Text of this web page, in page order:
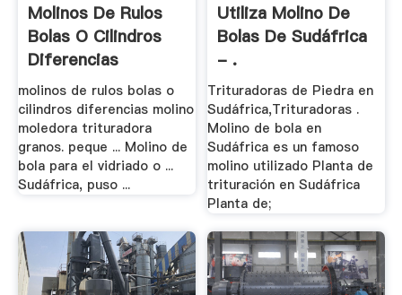
Molinos De Rulos
Bolas O Cilindros
Diferencias
molinos de rulos bolas o
cilindros diferencias molino
moledora trituradora
granos. peque ... Molino de
bola para el vidriado o ...
Sudáfrica, puso ...
Utiliza Molino De
Bolas De Sudáfrica
- .
Trituradoras de Piedra en
Sudáfrica,Trituradoras .
Molino de bola en
Sudáfrica es un famoso
molino utilizado Planta de
trituración en Sudáfrica
Planta de;